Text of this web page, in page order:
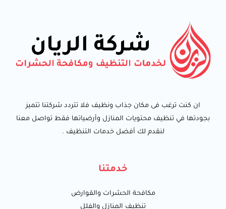
ان كنت ترغب فى مكان جذاب ونظيف فلا تتردد شركتنا تتميز
بجودتها في تنظيف محتويات المنازل وأرضياتها فقط تواصل معنا
لنقدم لك أفضل خدمات التنظيف .
خدمتنا
مكافحة الحشرات والقوارض
تنظيف المنازل والفلل